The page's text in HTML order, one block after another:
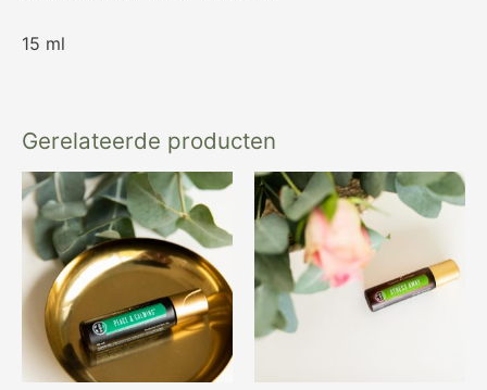
15 ml
Gerelateerde producten